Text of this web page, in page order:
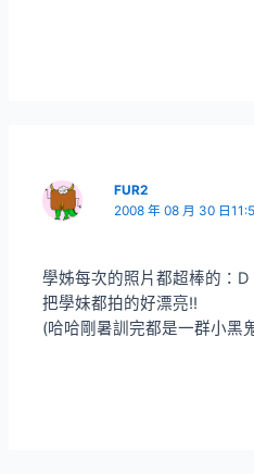
FUR2
2008 年 08 月 30 日
學姊每次的照片都超棒的：D
把學妹都拍的好漂亮!!
(哈哈剛暑訓完都是一群小黑